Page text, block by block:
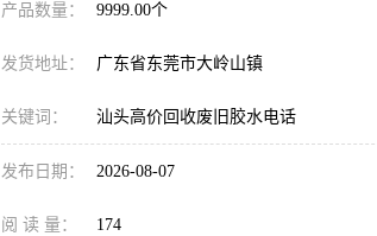
产品数量： 9999.00个
发货地址： 广东省东莞市大岭山镇
关键词： 汕头高价回收废旧胶水电话
发布日期： 2026-08-07
阅 读 量： 174